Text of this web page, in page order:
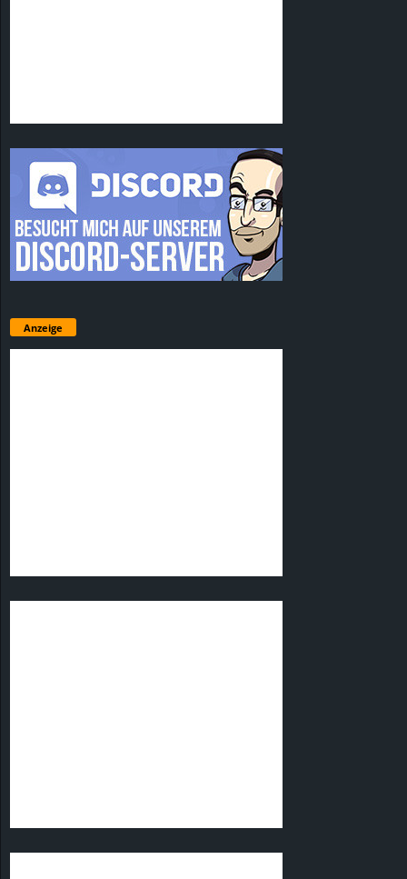
Anzeige